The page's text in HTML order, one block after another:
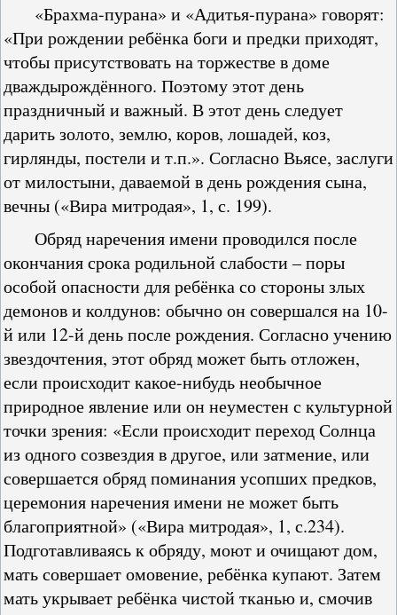
«Брахма-пурана» и «Адитья-пурана» говорят:
«При рождении ребёнка боги и предки приходят,
чтобы присутствовать на торжестве в доме
дваждырождённого. Поэтому этот день
праздничный и важный. В этот день следует
дарить золото, землю, коров, лошадей, коз,
гирлянды, постели и т.п.». Согласно Вьясе, заслуги
от милостыни, даваемой в день рождения сына,
вечны («Вира митродая», 1, с. 199).
Обряд наречения имени проводился после
окончания срока родильной слабости – поры
особой опасности для ребёнка со стороны злых
демонов и колдунов: обычно он совершался на 10-
й или 12-й день после рождения. Согласно учению
звездочтения, этот обряд может быть отложен,
если происходит какое-нибудь необычное
природное явление или он неуместен с культурной
точки зрения: «Если происходит переход Солнца
из одного созвездия в другое, или затмение, или
совершается обряд поминания усопших предков,
церемония наречения имени не может быть
благоприятной» («Вира митродая», 1, с.234).
Подготавливаясь к обряду, моют и очищают дом,
мать совершает омовение, ребёнка купают. Затем
мать укрывает ребёнка чистой тканью и, смочив